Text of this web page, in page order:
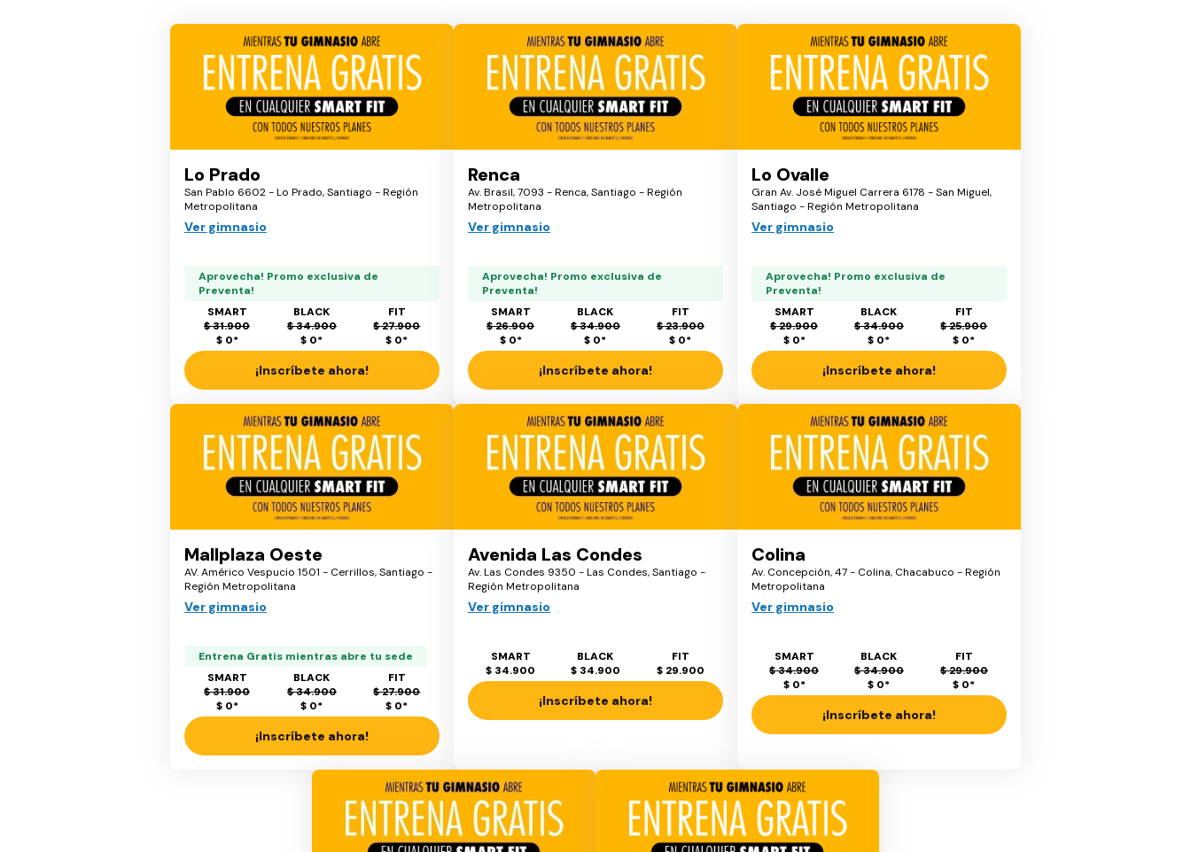
Lo Prado
San Pablo 6602 - Lo Prado, Santiago - Región
Metropolitana
Ver gimnasio
Aprovecha! Promo exclusiva de
Preventa!
SMART
$ 31.900
$ 0*
BLACK
$ 34.900
$ 0*
FIT
$ 27.900
$ 0*
¡Inscríbete ahora!
Renca
Av. Brasil, 7093 - Renca, Santiago - Región
Metropolitana
Ver gimnasio
Aprovecha! Promo exclusiva de
Preventa!
SMART
$ 26.900
$ 0*
BLACK
$ 34.900
$ 0*
FIT
$ 23.900
$ 0*
¡Inscríbete ahora!
Lo Ovalle
Gran Av. José Miguel Carrera 6178 - San Miguel,
Santiago - Región Metropolitana
Ver gimnasio
Aprovecha! Promo exclusiva de
Preventa!
SMART
$ 29.900
$ 0*
BLACK
$ 34.900
$ 0*
FIT
$ 25.900
$ 0*
¡Inscríbete ahora!
Mallplaza Oeste
AV. Américo Vespucio 1501 - Cerrillos, Santiago -
Región Metropolitana
Ver gimnasio
Entrena Gratis mientras abre tu sede
SMART
$ 31.900
$ 0*
BLACK
$ 34.900
$ 0*
FIT
$ 27.900
$ 0*
¡Inscríbete ahora!
Avenida Las Condes
Av. Las Condes 9350 - Las Condes, Santiago -
Región Metropolitana
Ver gimnasio
SMART
$ 34.900
BLACK
$ 34.900
FIT
$ 29.900
¡Inscríbete ahora!
Colina
Av. Concepción, 47 - Colina, Chacabuco - Región
Metropolitana
Ver gimnasio
SMART
$ 34.900
$ 0*
BLACK
$ 34.900
$ 0*
FIT
$ 29.900
$ 0*
¡Inscríbete ahora!